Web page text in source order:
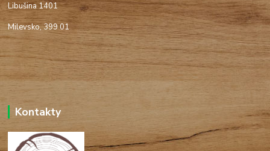
Libušina 1401
Milevsko, 399 01
Kontakty